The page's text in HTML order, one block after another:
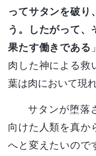
ってサタンを破り
う。したがって、
果たす働きである
肉した神による救
葉は肉において現れ
サタンが堕落
向けた人類を真か
へと変えたいので